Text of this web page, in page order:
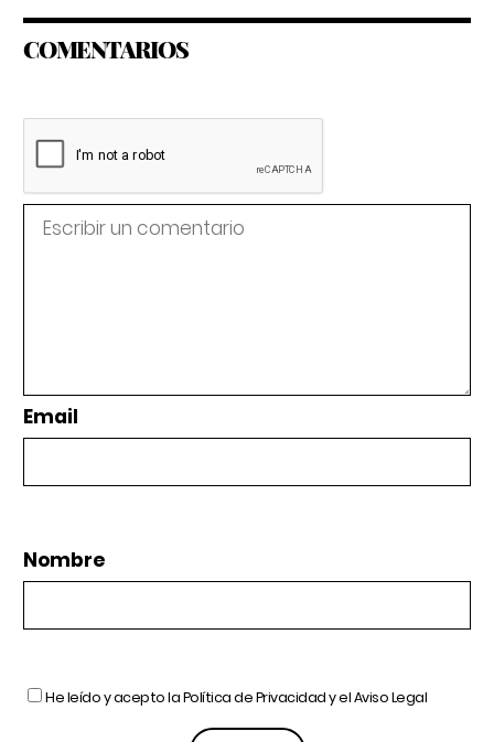
COMENTARIOS
Email
Nombre
He leído y acepto laPolítica de Privacidady elAviso Legal